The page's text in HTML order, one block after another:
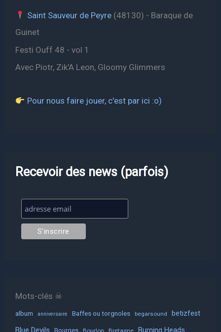
Saint Sauveur de Peyre(48130) - Baraque de
Guinet
Festi Ouff 48 - vol 1
Avec Piotr, Zik'A Leon, Gloomy Glimmers
Pour nous faire jouer, c'est par ici :o)
Recevoir des news (parfois)
Mots-clés ☠
album anniversaire Baffes ou torgnoles begarsound betizfest
Blue Devils Bourges Bourlon Bretagne Burning Heads